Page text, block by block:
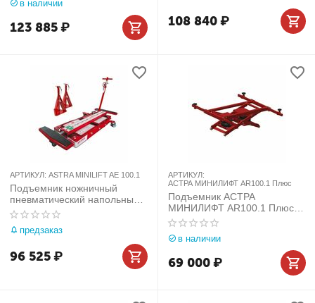
в наличии
123 885₽ 108 840₽
АРТИКУЛ: ASTRA MINILIFT AE 100.1
Подъемник ножничный
пневматический напольный
ASTRA miniLIFT AE 100.1
предзаказ
96 525₽
АРТИКУЛ:
АСТРА МИНИЛИФТ AR100.1 Плюс
Подъемник АСТРА
МИНИЛИФТ AR100.1 Плюс
(2100 кг)
в наличии
69 000₽